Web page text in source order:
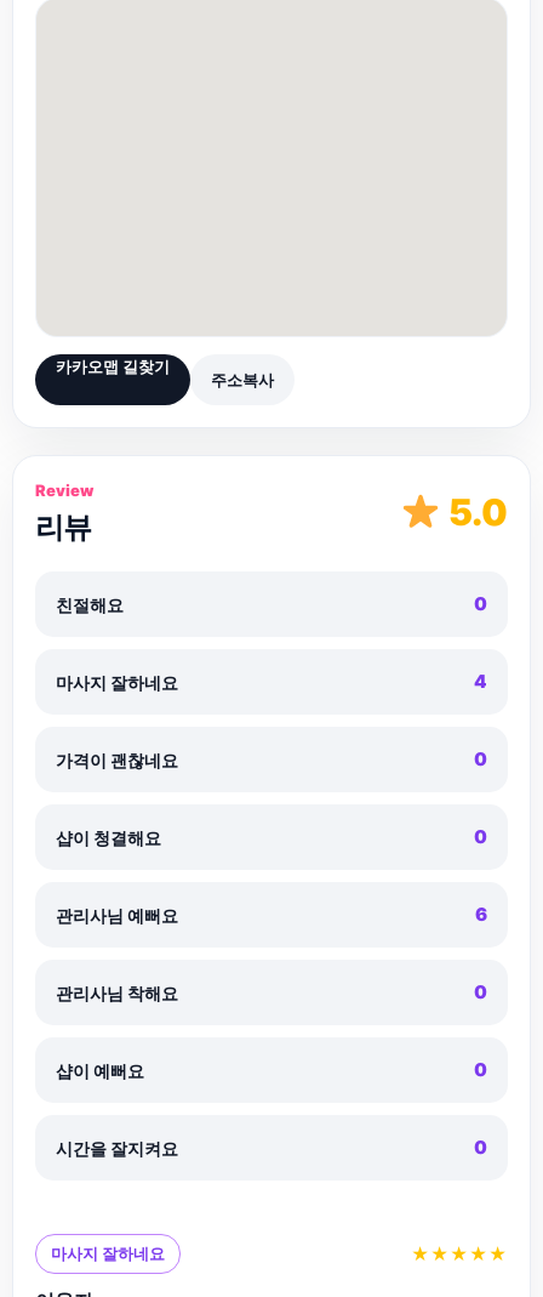
카카오맵 길찾기
주소복사
Review
리뷰 5.0
친절해요 0
마사지 잘하네요 4
가격이 괜찮네요 0
샵이 청결해요 0
관리사님 예뻐요 6
관리사님 착해요 0
샵이 예뻐요 0
시간을 잘지켜요 0
마사지 잘하네요 ★★★★★